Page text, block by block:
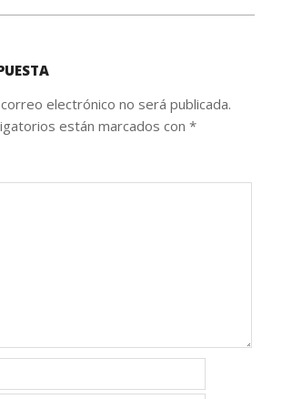
electrónico no será publicada.
están marcados con *